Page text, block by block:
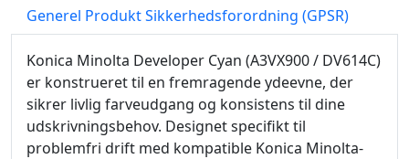
Generel Produkt Sikkerhedsforordning (GPSR)
Konica Minolta Developer Cyan (A3VX900 / DV614C)
er konstrueret til en fremragende ydeevne, der
sikrer livlig farveudgang og konsistens til dine
udskrivningsbehov. Designet specifikt til
problemfri drift med kompatible Konica Minolta-